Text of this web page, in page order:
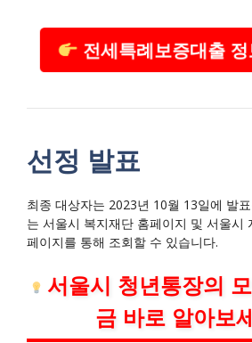
전세특례보증대출 정
선정 발표
최종 대상자는 2023년 10월 13일에 발
는 서울시 복지재단 홈페이지 및 서울시
페이지를 통해 조회할 수 있습니다.
서울시 청년통장의
금 바로 알아보